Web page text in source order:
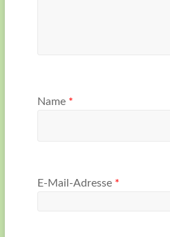
Name *
E-Mail-Adresse *